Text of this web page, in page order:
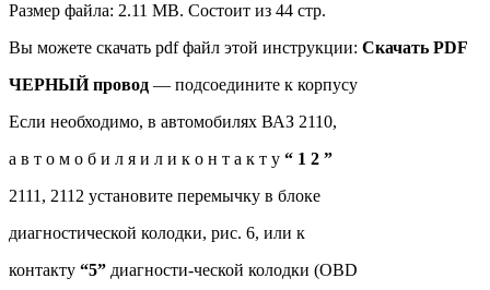
Размер файла: 2.11 MB. Состоит из 44 стр.
Вы можете скачать pdf файл этой инструкции: Скачать PDF
ЧЕРНЫЙ провод — подсоедините к корпусу
Если необходимо, в автомобилях ВАЗ 2110,
а в т о м о б и л я и л и к о н т а к т у “ 1 2 ”
2111, 2112 установите перемычку в блоке
диагностической колодки, рис. 6, или к
контакту “5” диагности-ческой колодки (OBD